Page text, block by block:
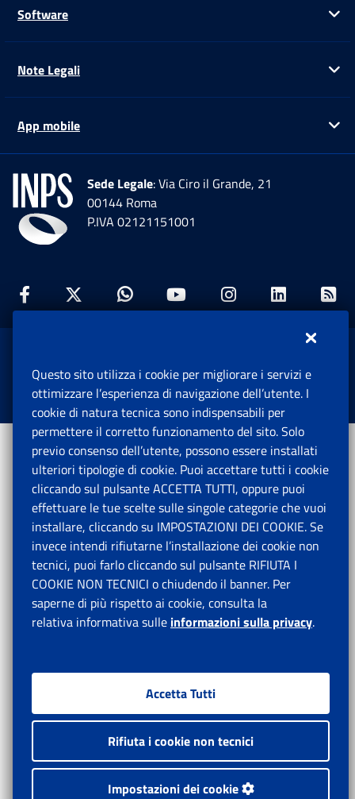
Software
Note Legali
App mobile
Sede Legale: Via Ciro il Grande, 21
00144 Roma
P.IVA 02121151001
Facebook: Apre una nuova finestra
Twitter: Apre una nuova finestra
Whatsapp: Apre una nuova
Youtube: Apre una
Instagram:
Istituto Nazionale Previdenza Sociale.
Tutti i diritti riservati.
Questo sito utilizza i cookie per migliorare i servizi e
ottimizzare l’esperienza di navigazione dell’utente. I
cookie di natura tecnica sono indispensabili per
permettere il corretto funzionamento del sito. Solo
previo consenso dell’utente, possono essere installati
ulteriori tipologie di cookie. Puoi accettare tutti i cookie
cliccando sul pulsante ACCETTA TUTTI, oppure puoi
effettuare le tue scelte sulle singole categorie che vuoi
installare, cliccando su IMPOSTAZIONI DEI COOKIE. Se
invece intendi rifiutarne l’installazione dei cookie non
tecnici, puoi farlo cliccando sul pulsante RIFIUTA I
COOKIE NON TECNICI o chiudendo il banner. Per
saperne di più rispetto ai cookie, consulta la
relativa informativa sulle informazioni sulla privacy.
Accetta Tutti
Rifiuta i cookie non tecnici
Impostazioni dei cookie